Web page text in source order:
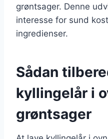
grøntsager. Denne
interesse for sund
ingredienser.
Sådan
kyllingelår i
grøntsager